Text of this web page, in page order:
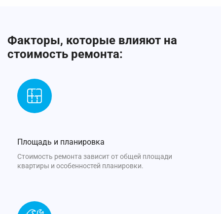
Факторы, которые влияют на
стоимость ремонта:
Площадь и планировка
Стоимость ремонта зависит от общей площади
квартиры и особенностей планировки.